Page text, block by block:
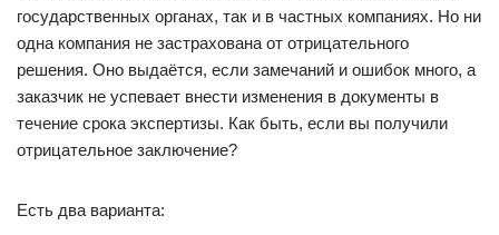
государственных органах, так и в частных компаниях. Но ни
одна компания не застрахована от отрицательного
решения. Оно выдаётся, если замечаний и ошибок много, а
заказчик не успевает внести изменения в документы в
течение срока экспертизы. Как быть, если вы получили
отрицательное заключение?
Есть два варианта: